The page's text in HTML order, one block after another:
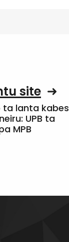
site
ta lanta kabes
UPB ta
MPB